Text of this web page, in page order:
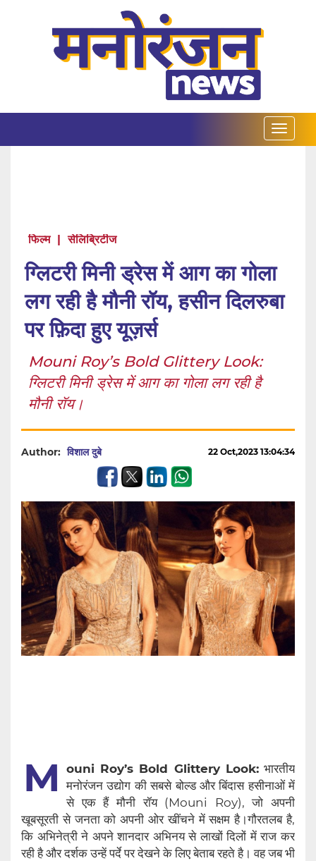
फिल्म | सेलिब्रिटीज
ग्लिटरी मिनी ड्रेस में आग का गोला
लग रही है मौनी रॉय, हसीन दिलरुबा
पर फ़िदा हुए यूज़र्स
Mouni Roy’s Bold Glittery Look:
ग्लिटरी मिनी ड्रेस में आग का गोला लग रही है
मौनी रॉय।
Author: विशाल दुबे 22 Oct,2023 13:04:34
M ouni Roy’s Bold Glittery Look:भारतीय
मनोरंजन उद्योग की सबसे बोल्ड और बिंदास हसीनाओं में
से एक हैं मौनी रॉय (Mouni Roy), जो अपनी
खूबसूरती से जनता को अपनी ओर खींचने में सक्षम है।गौरतलब है,
कि अभिनेत्री ने अपने शानदार अभिनय से लाखों दिलों में राज कर
रही है और दर्शक उन्हें पर्दे पर देखने के लिए बेताब रहते है। वह जब भी